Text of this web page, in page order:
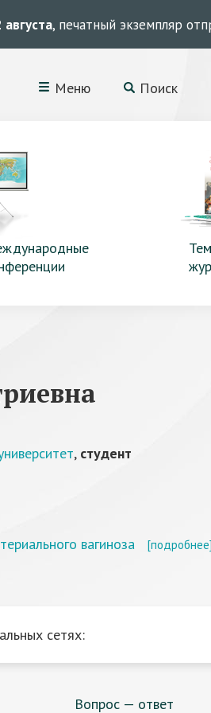
августа, печатный экземпляр
Меню Поиск
, студент
вагиноза [подробнее]
сетях:
Вопрос — ответ